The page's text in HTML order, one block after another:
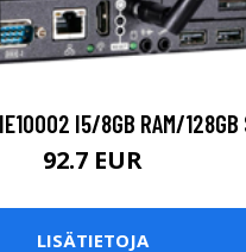
I5/8GB RAM/128GB
92.7 EUR
LISÄTIETOJA